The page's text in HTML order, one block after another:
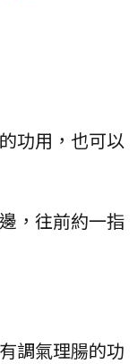
功用，也可以
，往前約一指
調氣理腸的功